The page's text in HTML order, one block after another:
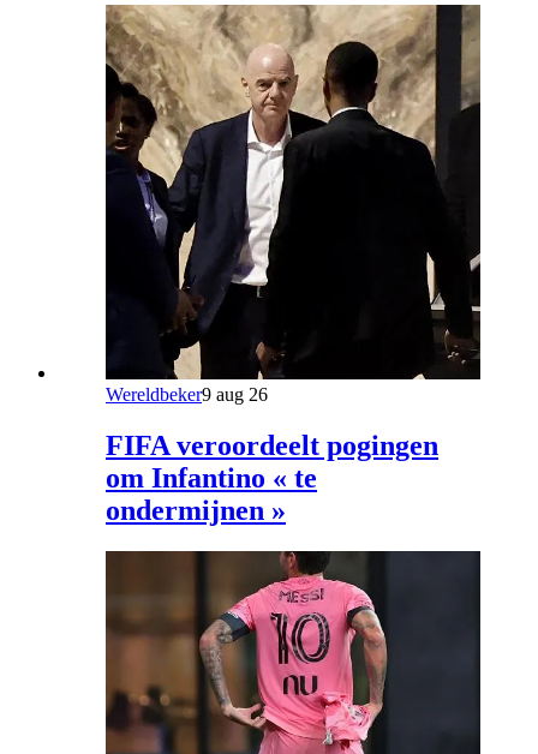
Wereldbeker9 aug 26
FIFA veroordeelt pogingen
om Infantino « te
ondermijnen »